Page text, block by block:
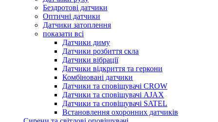
Бездротові датчики
Оптичні датчики
Датчики затоплення
показати всі
Датчики диму
Датчики розбиття скла
Датчики вібрації
Датчики відкриття та геркони
Комбіновані датчики
Датчики та сповіщувачі CROW
Датчики та сповіщувачі AJAX
Датчики та сповіщувачі SATEL
Встановлення охоронних датчиків